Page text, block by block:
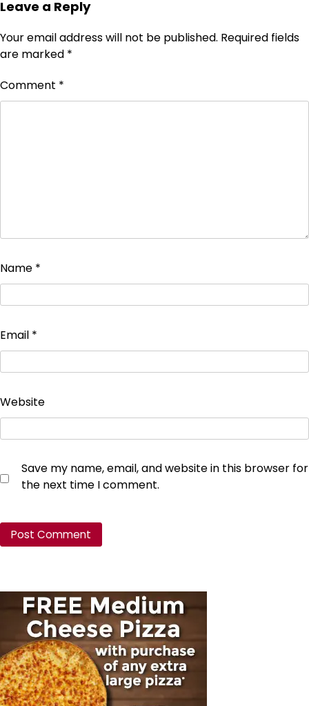
Leave a Reply
Your email address will not be published. Required fields
are marked *
Comment *
Name *
Email *
Website
Save my name, email, and website in this browser for
the next time I comment.